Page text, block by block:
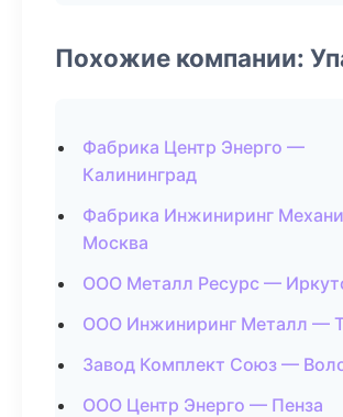
Похожие компании:
Фабрика Центр Энерго —
Калининград
Фабрика Инжиниринг
Москва
ООО Металл Ресурс —
ООО Инжиниринг Металл —
Завод Комплект Союз —
ООО Центр Энерго — Пенза